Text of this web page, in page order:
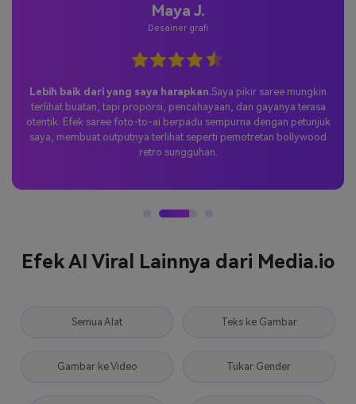
Maya J.
Desainer grafi
Lebih baik dari yang saya harapkan.Saya pikir saree mungkin
terlihat buatan, tapi proporsi, pencahayaan, dan gayanya terasa
otentik. Efek saree foto-to-ai berpadu sempurna dengan petunjuk
saya, membuat outputnya terlihat seperti pemotretan bollywood
retro sungguhan.
Efek AI Viral Lainnya dari Media.io
Semua Alat Teks ke Gambar
Gambar ke Video Tukar Gender